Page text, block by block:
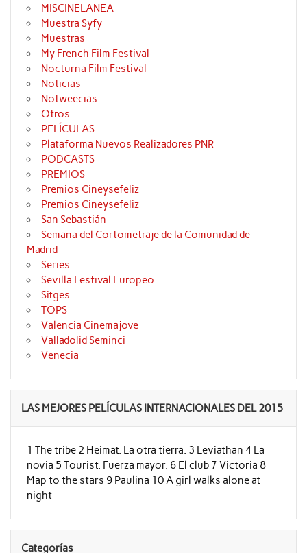
MISCINELANEA
Muestra Syfy
Muestras
My French Film Festival
Nocturna Film Festival
Noticias
Notweecias
Otros
PELÍCULAS
Plataforma Nuevos Realizadores PNR
PODCASTS
PREMIOS
Premios Cineysefeliz
Premios Cineysefeliz
San Sebastián
Semana del Cortometraje de la Comunidad de
Madrid
Series
Sevilla Festival Europeo
Sitges
TOPS
Valencia Cinemajove
Valladolid Seminci
Venecia
LAS MEJORES PELÍCULAS INTERNACIONALES DEL 2015
1 The tribe 2 Heimat. La otra tierra. 3 Leviathan 4 La
novia 5 Tourist. Fuerza mayor. 6 El club 7 Victoria 8
Map to the stars 9 Paulina 10 A girl walks alone at
night
Categorías